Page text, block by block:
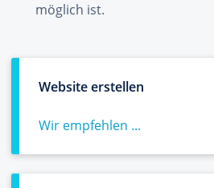
möglich ist.
Website erstellen
Wir empfehlen ...